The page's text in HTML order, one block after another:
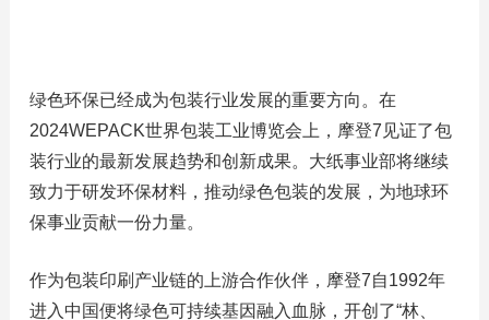
绿色环保已经成为包装行业发展的重要方向。在
2024WEPACK世界包装工业博览会上，摩登7见证了包
装行业的最新发展趋势和创新成果。大纸事业部将继续
致力于研发环保材料，推动绿色包装的发展，为地球环
保事业贡献一份力量。
作为包装印刷产业链的上游合作伙伴，摩登7自1992年
进入中国便将绿色可持续基因融入血脉，开创了“林、